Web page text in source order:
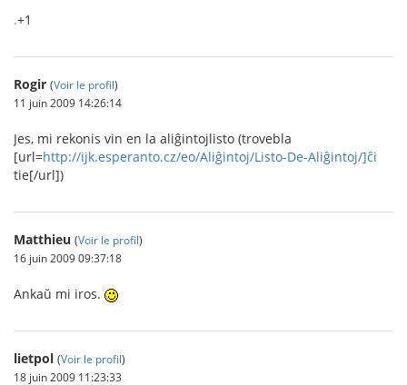
.+1
Rogir (Voir le profil)
11 juin 2009 14:26:14
Jes, mi rekonis vin en la aliĝintojlisto (trovebla
[url=http://ijk.esperanto.cz/eo/Aliĝintoj/Listo-De-Aliĝintoj/]ĉi
tie[/url])
Matthieu (Voir le profil)
16 juin 2009 09:37:18
Ankaŭ mi iros.
lietpol (Voir le profil)
18 juin 2009 11:23:33